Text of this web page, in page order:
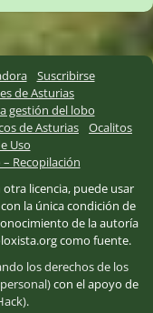
Suscribirse
de Asturias
gestión del lobo
de Asturias
Ocalitos
Uso
Recopilación
licencia, puede usar
la única condición de
de la autoría
como fuente.
los derechos de los
con el apoyo de
.